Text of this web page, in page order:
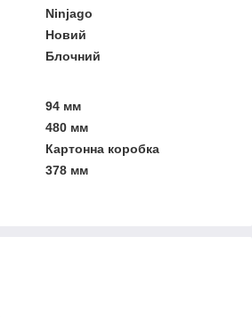
Ninjago
Новий
Блочний
94 мм
480 мм
Картонна коробка
378 мм